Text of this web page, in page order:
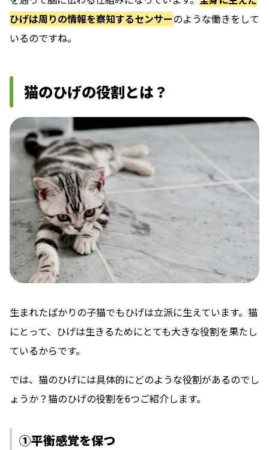
ひげは周りの情報を察知するセンサーのような働きをして
いるのですね。
猫のひげの役割とは？
生まれたばかりの子猫でもひげは立派に生えています。猫
にとって、ひげは生きるためにとても大きな役割を果たし
ているからです。
では、猫のひげには具体的にどのような役割があるのでし
ょうか？猫のひげの役割を6つご紹介します。
①平衡感覚を保つ